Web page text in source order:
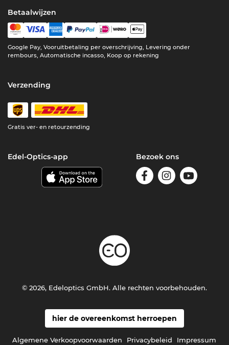
Betaalwijzen
Google Pay, Vooruitbetaling per overschrijving, Levering onder
rembours, Automatische incasso, Koop op rekening
Verzending
Gratis ver- en retourzending
Edel-Optics-app Bezoek ons
hier de overeenkomst herroepen
Algemene Verkoopvoorwaarden Privacybeleid Impressum
© 2026, Edeloptics GmbH. Alle rechten voorbehouden.